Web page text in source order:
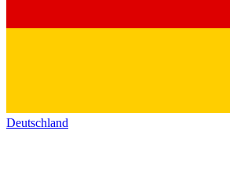
Deutschland